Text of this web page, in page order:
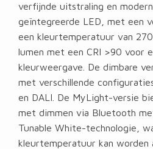
verfijnde uitstraling en
geïntegreerde LED, met een
een kleurtemperatuur van
lumen met een CRI >90 voor
kleurweergave. De dimbare
met verschillende
en DALI. De MyLight-versie
met dimmen via Bluetooth
Tunable White-technologie,
kleurtemperatuur kan worden